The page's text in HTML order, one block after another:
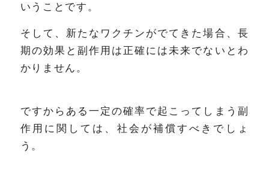
いうことです。
そして、新たなワクチンがでてきた場合、長
期の効果と副作用は正確には未来でないとわ
かりません。
ですからある一定の確率で起こってしまう副
作用に関しては、社会が補償すべきでしょ
う。